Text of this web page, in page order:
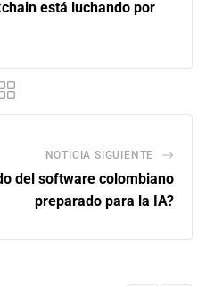
está luchando por
NOTICIA SIGUIENTE
del software colombiano
preparado para la IA?